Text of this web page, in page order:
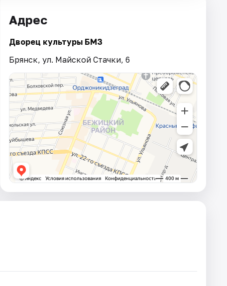
Адрес
Дворец культуры БМЗ
Брянск, ул. Майской Стачки, 6